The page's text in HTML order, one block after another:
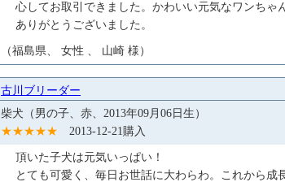
心してお取引できました。かわいい元気なワンちゃ
ありがとうございました。
（福島県、 女性 、 山崎 様）
古川ブリーダー
柴犬（男の子、赤、2013年09月06日生）
★★★★★ 2013-12-21購入
頂いた子犬は元気いっぱい！
とても可愛く、毎日お世話に大わらわ。これから